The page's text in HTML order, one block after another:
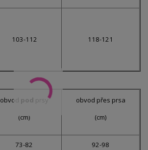
103-112 118-121
obvod pod prsy
(cm)
obvod přes prsa
(cm)
73-82 92-98